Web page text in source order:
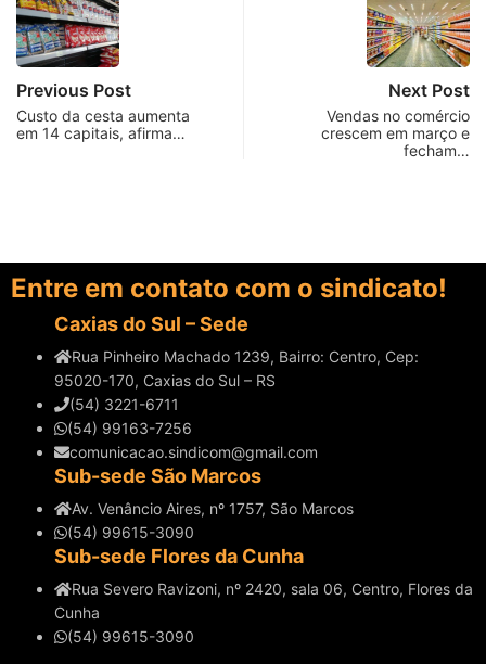
Previous Post
Custo da cesta aumenta
em 14 capitais, afirma…
Next Post
Vendas no comércio
crescem em março e
fecham…
Entre em contato com o sindicato!
Caxias do Sul – Sede
Rua Pinheiro Machado 1239, Bairro: Centro, Cep:
95020-170, Caxias do Sul – RS
(54) 3221-6711
(54) 99163-7256
comunicacao.sindicom@gmail.com
Sub-sede São Marcos
Av. Venâncio Aires, nº 1757, São Marcos
(54) 99615-3090
Sub-sede Flores da Cunha
Rua Severo Ravizoni, nº 2420, sala 06, Centro, Flores da
Cunha
(54) 99615-3090